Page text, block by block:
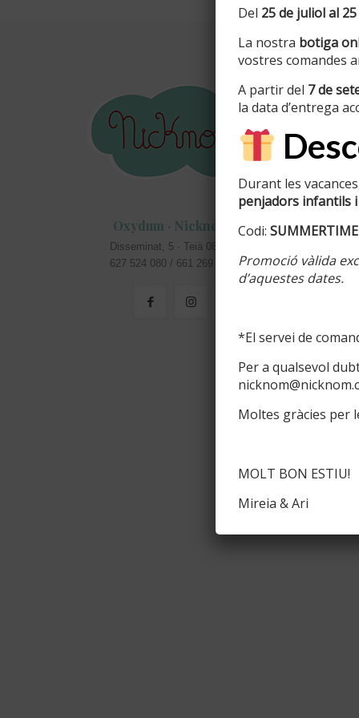
Oxydum · Nicknom
Disseminat, 5 · Teià 08329
627 524 080 / 661 269 583
Colors
Acabats
Cartells
masies
Rètols
Del 25 de juliol al 25
La nostra botiga
vostres comandes
A partir del 7 de
la data d’entrega
Durant les
penjadors infantils
Codi: SUMMERTIME
Promoció vàlida
d’aquestes dates.
*El servei de
Per a qualsevol
Moltes gràcies per
MOLT BON ESTIU!
Mireia & Ari